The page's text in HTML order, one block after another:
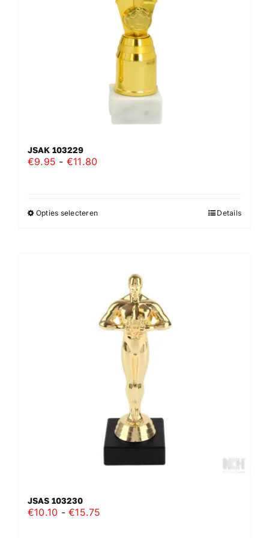
worden
productpagina
JSAK 103229
€9.95 - €11.80Prijsklasse:
€11.80
Opties selecterenDit
variaties.
Deze
optie
kan
gekozen
worden
productpagina
Details
JSAS 103230
€10.10 - €15.75